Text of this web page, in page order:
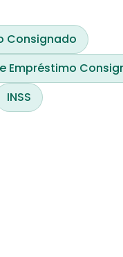
Consignado
Empréstimo
INSS